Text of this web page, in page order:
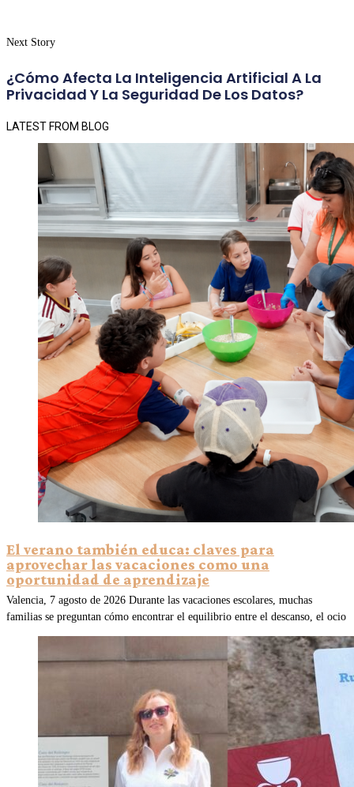
Next Story
¿Cómo Afecta La Inteligencia Artificial A La
Privacidad Y La Seguridad De Los Datos?
LATEST FROM BLOG
El verano también educa: claves para
aprovechar las vacaciones como una
oportunidad de aprendizaje
Valencia, 7 agosto de 2026 Durante las vacaciones escolares, muchas
familias se preguntan cómo encontrar el equilibrio entre el descanso, el ocio